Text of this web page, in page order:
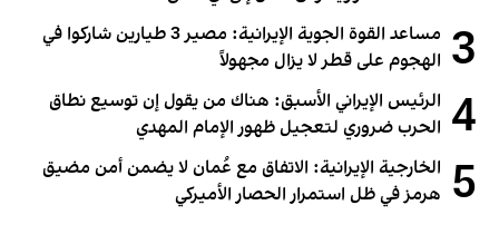
3
مساعد القوة الجوية الإيرانية: مصير 3 طيارين شاركوا في
الهجوم على قطر لا يزال مجهولاً
4 الرئيس الإيراني الأسبق: هناك من يقول إن توسيع نطاق
الحرب ضروري لتعجيل ظهور الإمام المهدي
5 الخارجية الإيرانية: الاتفاق مع عُمان لا يضمن أمن مضيق
هرمز في ظل استمرار الحصار الأميركي